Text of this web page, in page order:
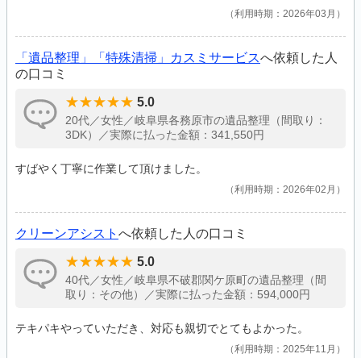
利用時期：2026年03月
「遺品整理」「特殊清掃」カスミサービスへ依頼した人
の口コミ
5.0
20代／女性／岐阜県各務原市の遺品整理（間取り：
3DK）／実際に払った金額：341,550円
すばやく丁寧に作業して頂けました。
利用時期：2026年02月
クリーンアシスト へ依頼した人の口コミ
5.0
40代／女性／岐阜県不破郡関ケ原町の遺品整理（間
取り：その他）／実際に払った金額：594,000円
テキパキやっていただき、対応も親切でとてもよかった。
利用時期：2025年11月